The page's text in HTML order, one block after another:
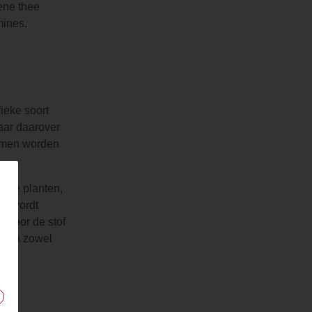
thee
soort
daarover
worden
planten,
wordt
voor de stof
in zowel